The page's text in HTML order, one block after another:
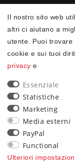
Il nostro sito web
altri ci aiutano a
utente. Puoi
cookie e sui tuoi
privacy e
Essenziale
Statistiche
Marketing
Media esterni
PayPal
Functional
Ulteriori
90
trees